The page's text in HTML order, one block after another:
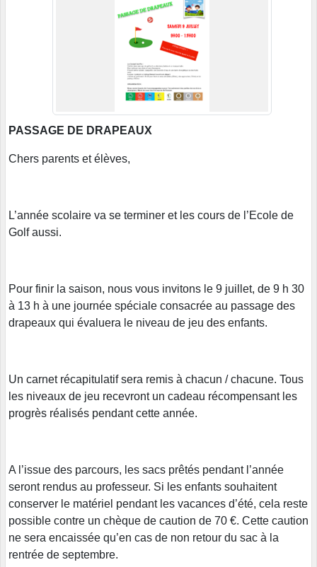
PASSAGE DE DRAPEAUX
Chers parents et élèves,
L’année scolaire va se terminer et les cours de l’Ecole de
Golf aussi.
Pour finir la saison, nous vous invitons le 9 juillet, de 9 h 30
à 13 h à une journée spéciale consacrée au passage des
drapeaux qui évaluera le niveau de jeu des enfants.
Un carnet récapitulatif sera remis à chacun / chacune. Tous
les niveaux de jeu recevront un cadeau récompensant les
progrès réalisés pendant cette année.
A l’issue des parcours, les sacs prêtés pendant l’année
seront rendus au professeur. Si les enfants souhaitent
conserver le matériel pendant les vacances d’été, cela reste
possible contre un chèque de caution de 70 €. Cette caution
ne sera encaissée qu’en cas de non retour du sac à la
rentrée de septembre.